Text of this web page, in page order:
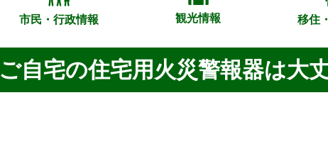
市民・行政情報 観光情報 移住
ご自宅の住宅用火災警報器は大